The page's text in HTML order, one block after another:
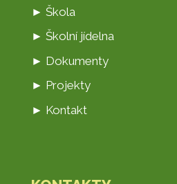
► Škola
► Školní jídelna
► Dokumenty
► Projekty
► Kontakt